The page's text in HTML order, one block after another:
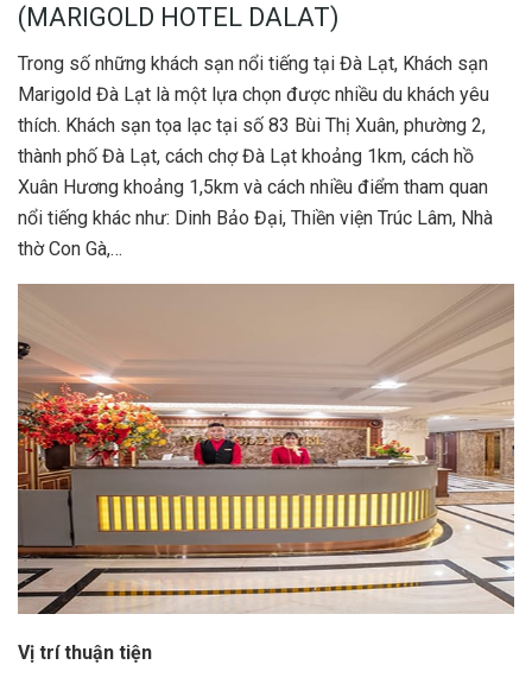
(MARIGOLD HOTEL DALAT)
Trong số những khách sạn nổi tiếng tại Đà Lạt, Khách sạn
Marigold Đà Lạt là một lựa chọn được nhiều du khách yêu
thích. Khách sạn tọa lạc tại số 83 Bùi Thị Xuân, phường 2,
thành phố Đà Lạt, cách chợ Đà Lạt khoảng 1km, cách hồ
Xuân Hương khoảng 1,5km và cách nhiều điểm tham quan
nổi tiếng khác như: Dinh Bảo Đại, Thiền viện Trúc Lâm, Nhà
thờ Con Gà,…
Vị trí thuận tiện